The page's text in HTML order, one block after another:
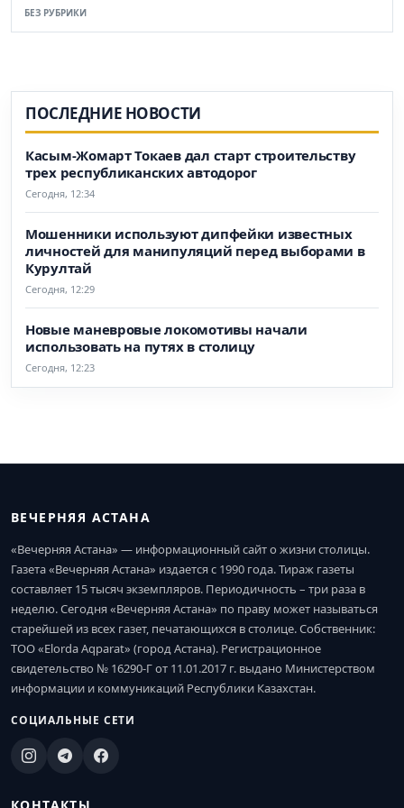
БЕЗ РУБРИКИ
ПОСЛЕДНИЕ НОВОСТИ
Касым-Жомарт Токаев дал старт строительству
трех республиканских автодорог
Сегодня, 12:34
Мошенники используют дипфейки известных
личностей для манипуляций перед выборами в
Курултай
Сегодня, 12:29
Новые маневровые локомотивы начали
использовать на путях в столицу
Сегодня, 12:23
ВЕЧЕРНЯЯ АСТАНА
«Вечерняя Астана» — информационный сайт о жизни столицы.
Газета «Вечерняя Астана» издается с 1990 года. Тираж газеты
составляет 15 тысяч экземпляров. Периодичность – три раза в
неделю. Сегодня «Вечерняя Астана» по праву может называться
старейшей из всех газет, печатающихся в столице. Собственник:
ТОО «Elorda Aqparat» (город Астана). Регистрационное
свидетельство № 16290-Г от 11.01.2017 г. выдано Министерством
информации и коммуникаций Республики Казахстан.
СОЦИАЛЬНЫЕ СЕТИ
КОНТАКТЫ